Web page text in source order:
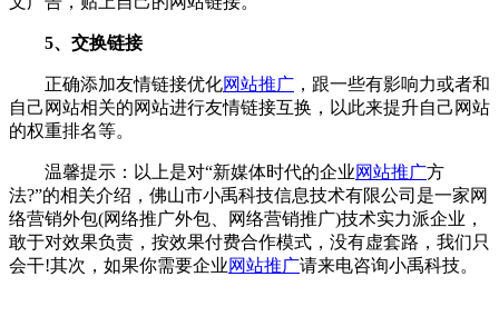
5、交换链接
正确添加友情链接优化网站推广 ，跟一些有影响力或者和
自己网站相关的网站进行友情链接互换，以此来提升自己网站
的权重排名等。
温馨提示：以上是对“新媒体时代的企业网站推广方
法?”的相关介绍，佛山市小禹科技信息技术有限公司是一家网
络营销外包(网络推广外包、网络营销推广)技术实力派企业，
敢于对效果负责，按效果付费合作模式，没有虚套路，我们只
会干!其次，如果你需要企业网站推广请来电咨询小禹科技。